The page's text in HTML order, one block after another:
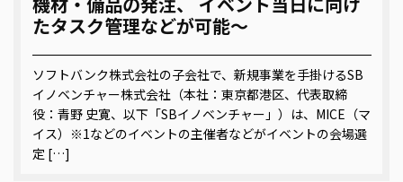
たタスク管理などが可能～
ソフトバンク株式会社の子会社で、新規事業を手掛けるSB
イノベンチャー株式会社（本社：東京都港区、代表取締
役：青野 史寛、以下「SBイノベンチャー」）は、MICE（マ
イス）※1などのイベントの主催者などがイベントの会場選
定 […]